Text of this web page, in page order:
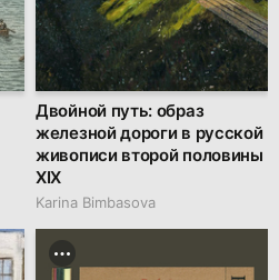
Двойной путь: образ
железной дороги в русской
живописи второй половины
XIX
Karina Bimbasova